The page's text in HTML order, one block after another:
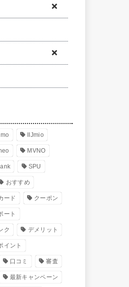
IIJmio
MVNO
SPU
おすすめ
ード クーポン
ート
ク デメリット
イント
口コミ 審査
最新キャンペーン